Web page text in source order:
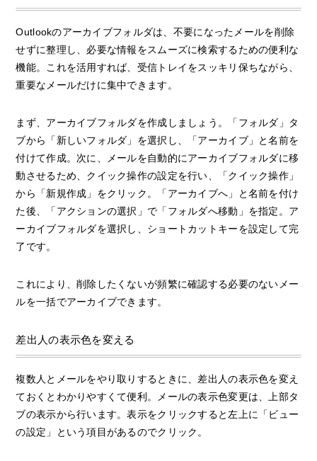
Outlookのアーカイブフォルダは、不要になったメールを削除
せずに整理し、必要な情報をスムーズに検索するための便利な
機能。これを活用すれば、受信トレイをスッキリ保ちながら、
重要なメールだけに集中できます。
まず、アーカイブフォルダを作成しましょう。「フォルダ」タ
ブから「新しいフォルダ」を選択し、「アーカイブ」と名前を
付けて作成。次に、メールを自動的にアーカイブフォルダに移
動させるため、クイック操作の設定を行い、「クイック操作」
から「新規作成」をクリック。「アーカイブへ」と名前を付け
た後、「アクションの選択」で「フォルダへ移動」を指定。ア
ーカイブフォルダを選択し、ショートカットキーを設定して完
了です。
これにより、削除したくないが頻繁に確認する必要のないメー
ルを一括でアーカイブできます。
差出人の表示色を変える
複数人とメールをやり取りするときに、差出人の表示色を変え
ておくとわかりやすくて便利。メールの表示色変更は、上部タ
ブの表示から行います。表示をクリックすると左上に「ビュー
の設定」という項目があるのでクリック。